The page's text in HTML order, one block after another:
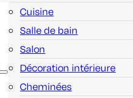
Cuisine
Salle de bain
Salon
Décoration intérieure
Cheminées